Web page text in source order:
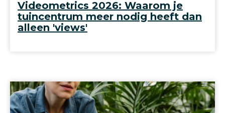
Videometrics 2026: Waarom je
tuincentrum meer nodig heeft dan
alleen 'views'